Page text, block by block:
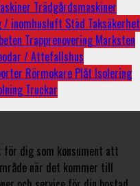
Trädgårdsmaskiner
/ inomhusluft Städ Taksäkerhet
TrapprenoveringMarksten
/ Attefallshus
Rörmokare Plåt Isolering
Truckar
för dig som konsument att
när det kommer till